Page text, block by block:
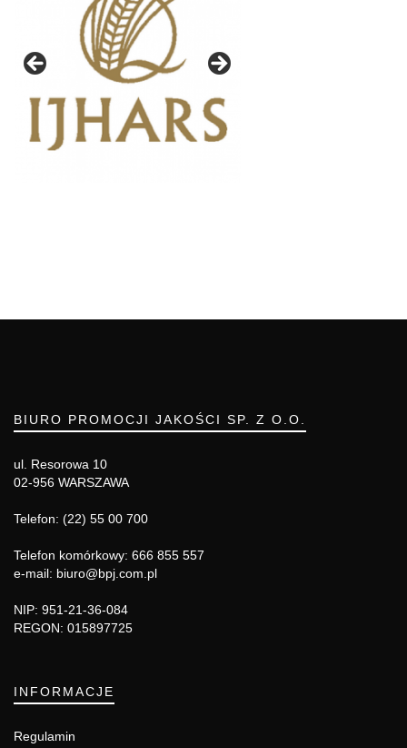
BIURO PROMOCJI JAKOŚCI SP. Z O.O.
ul. Resorowa 10
02-956 WARSZAWA
Telefon: (22) 55 00 700
Telefon komórkowy: 666 855 557
e-mail: biuro@bpj.com.pl
NIP: 951-21-36-084
REGON: 015897725
INFORMACJE
Regulamin